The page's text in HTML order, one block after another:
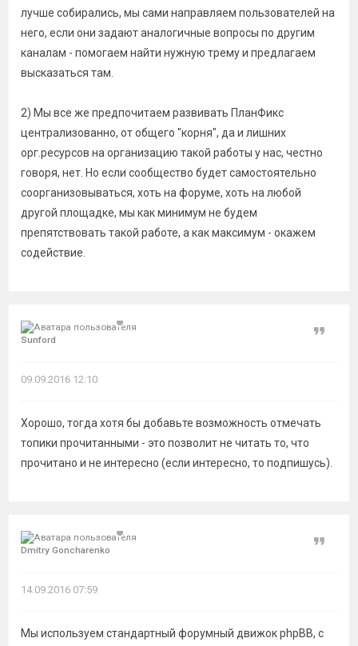
лучше собирались, мы сами направляем пользователей на
него, если они задают аналогичные вопросы по другим
каналам - помогаем найти нужную трему и предлагаем
высказаться там.
2) Мы все же предпочитаем развивать ПланФикс
централизованно, от общего "корня", да и лишних
орг.ресурсов на организацию такой работы у нас, честно
говоря, нет. Но если сообщество будет самостоятельно
соорганизовываться, хоть на форуме, хоть на любой
другой площадке, мы как минимум не будем
препятствовать такой работе, а как максимум - окажем
содействие.
Sunford
Цитата
09.09.2016 12:10
Хорошо, тогда хотя бы добавьте возможность отмечать
топики прочитанными - это позволит не читать то, что
прочитано и не интересно (если интересно, то подпишусь).
Dmitry Goncharenko
Цитата
14.09.2016 07:59
Мы используем стандартный форумный движок phpBB, с